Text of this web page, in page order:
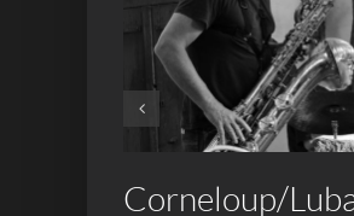
Corneloup/